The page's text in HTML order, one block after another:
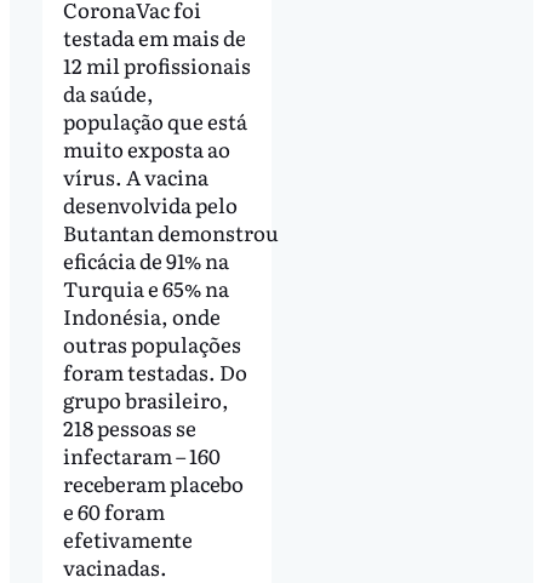
CoronaVac foi
testada em mais de
12 mil profissionais
da saúde,
população que está
muito exposta ao
vírus. A vacina
desenvolvida pelo
Butantan demonstrou
eficácia de 91% na
Turquia e 65% na
Indonésia, onde
outras populações
foram testadas. Do
grupo brasileiro,
218 pessoas se
infectaram – 160
receberam placebo
e 60 foram
efetivamente
vacinadas.